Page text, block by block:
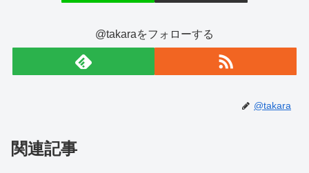
@takaraをフォローする
@takara
関連記事